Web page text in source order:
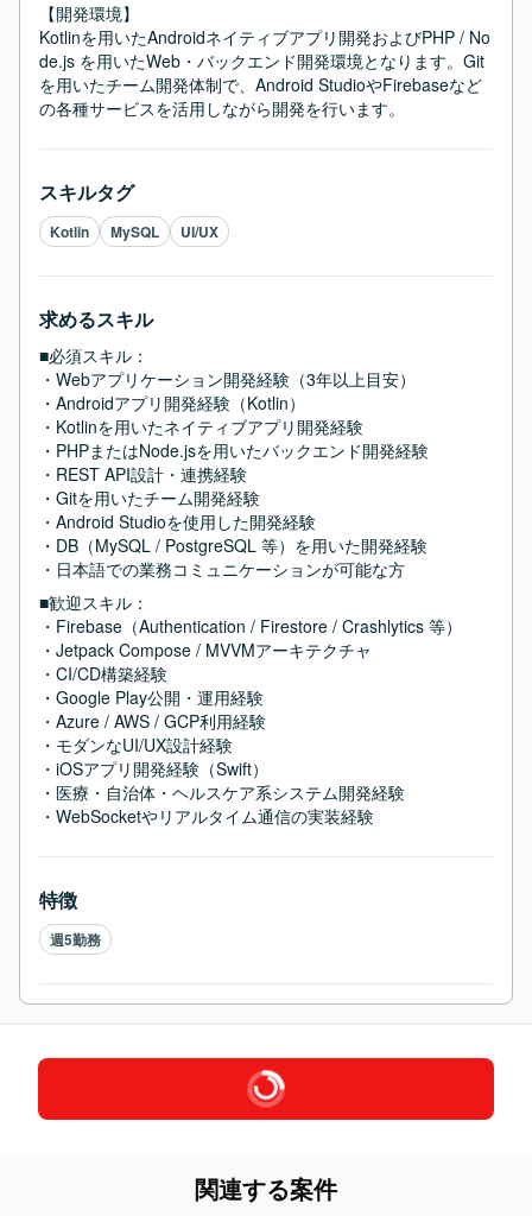
【開発環境】
Kotlinを用いたAndroidネイティブアプリ開発およびPHP / No
de.js を用いたWeb・バックエンド開発環境となります。Git
を用いたチーム開発体制で、Android StudioやFirebaseなど
の各種サービスを活用しながら開発を行います。
スキルタグ
Kotlin MySQL UI/UX
求めるスキル
■必須スキル：
・Webアプリケーション開発経験（3年以上目安）
・Androidアプリ開発経験（Kotlin）
・Kotlinを用いたネイティブアプリ開発経験
・PHPまたはNode.jsを用いたバックエンド開発経験
・REST API設計・連携経験
・Gitを用いたチーム開発経験
・Android Studioを使用した開発経験
・DB（MySQL / PostgreSQL 等）を用いた開発経験
・日本語での業務コミュニケーションが可能な方
■歓迎スキル：
・Firebase（Authentication / Firestore / Crashlytics 等）
・Jetpack Compose / MVVMアーキテクチャ
・CI/CD構築経験
・Google Play公開・運用経験
・Azure / AWS / GCP利用経験
・モダンなUI/UX設計経験
・iOSアプリ開発経験（Swift）
・医療・自治体・ヘルスケア系システム開発経験
・WebSocketやリアルタイム通信の実装経験
特徴
週5勤務
関連する案件